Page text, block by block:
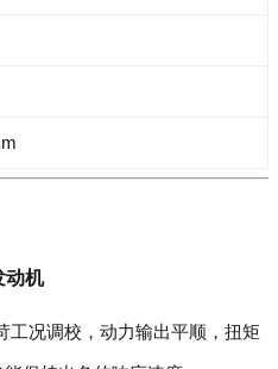
动机
工况调校，动力输出平顺，扭矩